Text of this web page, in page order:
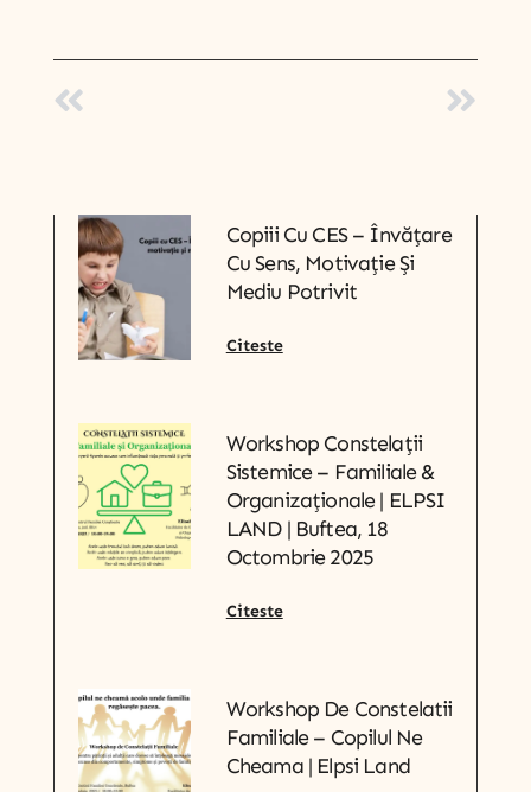
Copiii Cu CES – Învățare
Cu Sens, Motivație Și
Mediu Potrivit
Citeste
Workshop Constelații
Sistemice – Familiale &
Organizaționale | ELPSI
LAND | Buftea, 18
Octombrie 2025
Citeste
Workshop De Constelatii
Familiale – Copilul Ne
Cheama | Elpsi Land